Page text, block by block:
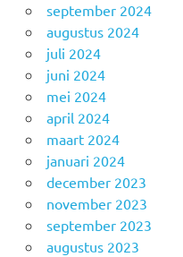
september 2024
augustus 2024
juli 2024
juni 2024
mei 2024
april 2024
maart 2024
januari 2024
december 2023
november 2023
september 2023
augustus 2023